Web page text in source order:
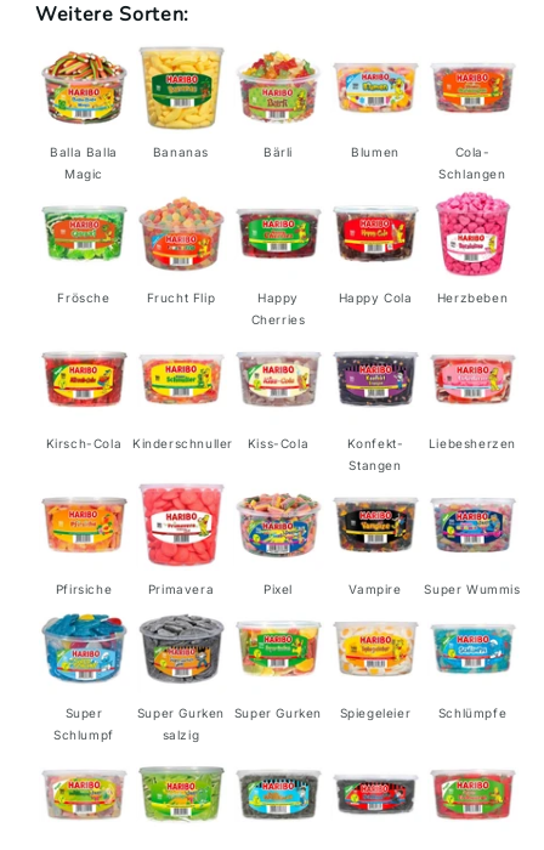
Schnuller
150
Stück
in
der
Dose
Schnuller
150
Stück
in
der
Dose
Weitere Sorten:
Balla Balla
Magic
Bananas Bärli Blumen
Cola-
Schlangen
Frösche Frucht Flip
Happy
Cherries
Happy Cola Herzbeben
Kirsch-Cola Kinderschnuller Kiss-Cola
Konfekt-
Stangen
Liebesherzen
Pfirsiche Primavera Pixel Vampire Super Wummis
Super
Schlumpf
Super Gurken
salzig
Super Gurken Spiegeleier Schlümpfe